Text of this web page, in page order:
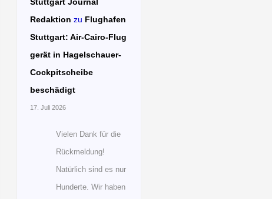
Redaktion zu Flughafen
Stuttgart: Air-Cairo-Flug
gerät in Hagelschauer-
Cockpitscheibe
beschädigt
17. Juli 2026
Vielen Dank für die
Rückmeldung!
Natürlich sind es nur
Hunderte. Wir haben